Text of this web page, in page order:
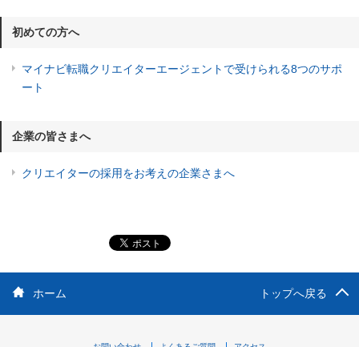
初めての方へ
マイナビ転職クリエイターエージェントで受けられる8つのサポ
ート
企業の皆さまへ
クリエイターの採用をお考えの企業さまへ
ホーム トップへ戻る